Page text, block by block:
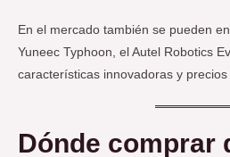
En el mercado también se pueden
Yuneec Typhoon, el Autel Robotics
características innovadoras y precios
Dónde comprar